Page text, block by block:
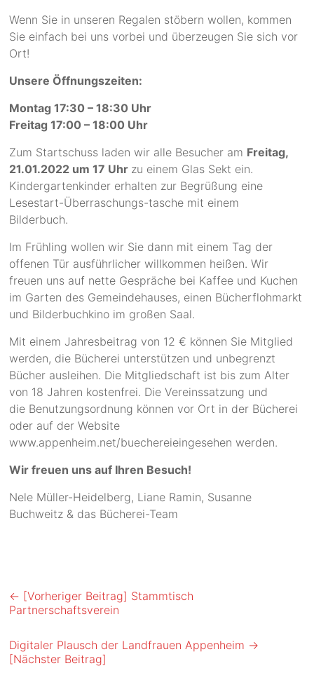
Wenn Sie in unseren Regalen stöbern wollen, kommen
Sie einfach bei uns vorbei und überzeugen Sie sich vor
Ort!
Unsere Öffnungszeiten:
Montag 17:30 – 18:30 Uhr
Freitag 17:00 – 18:00 Uhr
Zum Startschuss laden wir alle Besucher am Freitag,
21.01.2022 um 17 Uhr zu einem Glas Sekt ein.
Kindergartenkinder erhalten zur Begrüßung eine
Lesestart-Überraschungs-tasche mit einem
Bilderbuch.
Im Frühling wollen wir Sie dann mit einem Tag der
offenen Tür ausführlicher willkommen heißen. Wir
freuen uns auf nette Gespräche bei Kaffee und Kuchen
im Garten des Gemeindehauses, einen Bücherflohmarkt
und Bilderbuchkino im großen Saal.
Mit einem Jahresbeitrag von 12 € können Sie Mitglied
werden, die Bücherei unterstützen und unbegrenzt
Bücher ausleihen. Die Mitgliedschaft ist bis zum Alter
von 18 Jahren kostenfrei. Die Vereinssatzung und
die Benutzungsordnung können vor Ort in der Bücherei
oder auf der Website
www.appenheim.net/buechereieingesehen werden.
Wir freuen uns auf Ihren Besuch!
Nele Müller-Heidelberg, Liane Ramin, Susanne
Buchweitz & das Bücherei-Team
← [Vorheriger Beitrag] Stammtisch
Partnerschaftsverein
Digitaler Plausch der Landfrauen Appenheim →
[Nächster Beitrag]